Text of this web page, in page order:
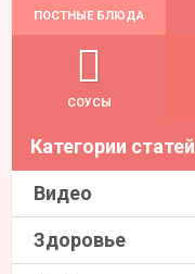
ПОСТНЫЕ БЛЮДА
СОУСЫ
Категории статей
Видео
Здоровье